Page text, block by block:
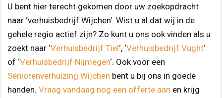
U bent hier terecht gekomen door uw zoekopdracht
naar ‘verhuisbedrijf Wijchen’. Wist u al dat wij in de
gehele regio actief zijn? Zo kunt u ons ook vinden als u
zoekt naar ‘Verhuisbedrijf Tiel‘, ‘Verhuisbedrijf Vught‘
of ‘Verhuisbedrijf Nijmegen‘. Ook voor een
Seniorenverhuizing Wijchen bent u bij ons in goede
handen. Vraag vandaag nog een offerte aan en krijg